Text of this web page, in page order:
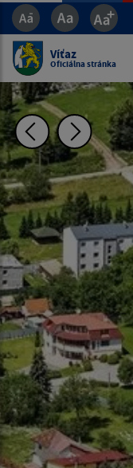
Víťaz
Oficiálna stránka